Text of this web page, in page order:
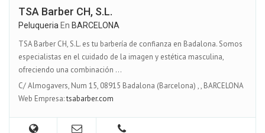
TSA Barber CH, S.L.
Peluqueria En BARCELONA
TSA Barber CH, S.L. es tu barbería de confianza en Badalona. Somos
especialistas en el cuidado de la imagen y estética masculina,
ofreciendo una combinación ...
C/ Almogavers, Num 15, 08915 Badalona (Barcelona) ,, BARCELONA
Web Empresa:tsabarber.com